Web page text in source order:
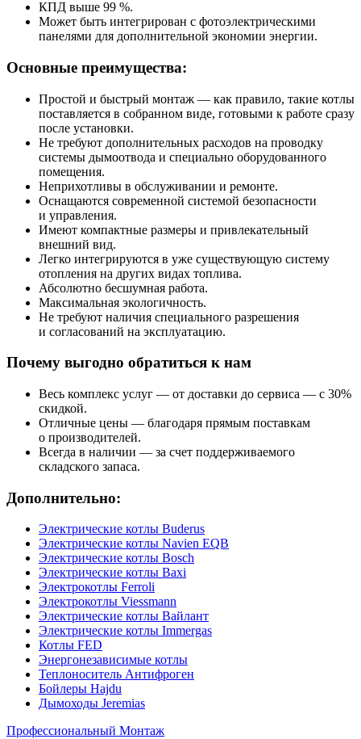
КПД выше 99 %.
Может быть интегрирован с фотоэлектрическими
панелями для дополнительной экономии энергии.
Основные преимущества:
Простой и быстрый монтаж — как правило, такие котлы
поставляется в собранном виде, готовыми к работе сразу
после установки.
Не требуют дополнительных расходов на проводку
системы дымоотвода и специально оборудованного
помещения.
Неприхотливы в обслуживании и ремонте.
Оснащаются современной системой безопасности
и управления.
Имеют компактные размеры и привлекательный
внешний вид.
Легко интегрируются в уже существующую систему
отопления на других видах топлива.
Абсолютно бесшумная работа.
Максимальная экологичность.
Не требуют наличия специального разрешения
и согласований на эксплуатацию.
Почему выгодно обратиться к нам
Весь комплекс услуг — от доставки до сервиса — с 30%
скидкой.
Отличные цены — благодаря прямым поставкам
о производителей.
Всегда в наличии — за счет поддерживаемого
складского запаса.
Дополнительно:
Электрические котлы Buderus
Электрические котлы Navien EQB
Электрические котлы Bosch
Электрические котлы Baxi
Электрокотлы Ferroli
Электрокотлы Viessmann
Электрические котлы Вайлант
Электрические котлы Immergas
Котлы FED
Энергонезависимые котлы
Теплоноситель Антифроген
Бойлеры Hajdu
Дымоходы Jeremias
Профессиональный Монтаж